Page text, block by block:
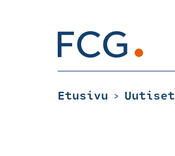
Etusivu > Uutiset